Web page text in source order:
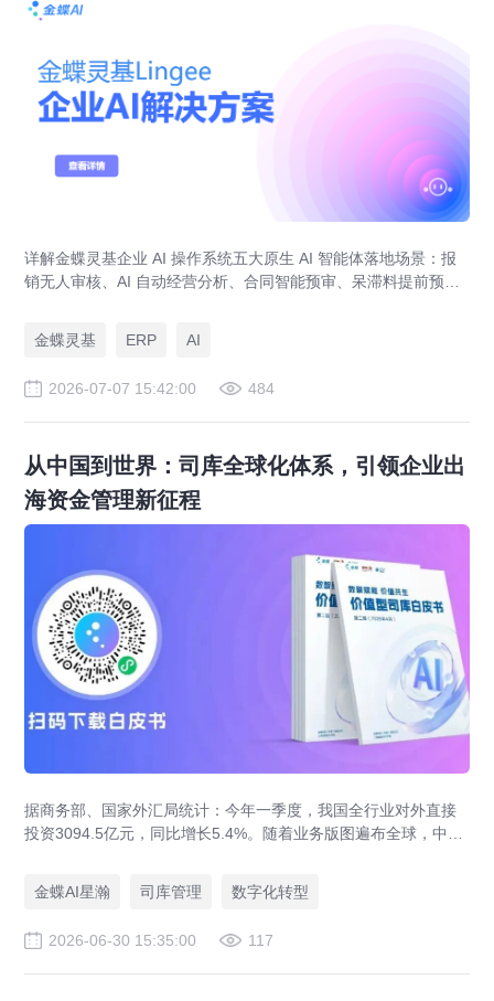
详解金蝶灵基企业 AI 操作系统五大原生 AI 智能体落地场景：报
销无人审核、AI 自动经营分析、合同智能预审、呆滞料提前预
金蝶灵基
ERP AI
2026-07-07 15:42:00 484
从中国到世界：司库全球化体系，引领企业出
海资金管理新征程
据商务部、国家外汇局统计：今年一季度，我国全行业对外直接
投资3094.5亿元，同比增长5.4%。随着业务版图遍布全球，中企
阶段。而在此过程中，企业的资金管理体系，正成为决定全球化
成败的关键底牌。曾经仅作为后台支撑的司库，如今已然逆袭升
扛起了全球资金管控、风险对冲、价值创造的核心重任。
金蝶AI星瀚 司库管理 数字化转型
2026-06-30 15:35:00 117